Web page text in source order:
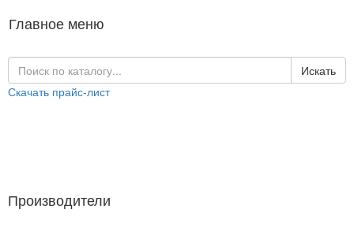
Главное меню
Искать
Скачать прайс-лист
Производители